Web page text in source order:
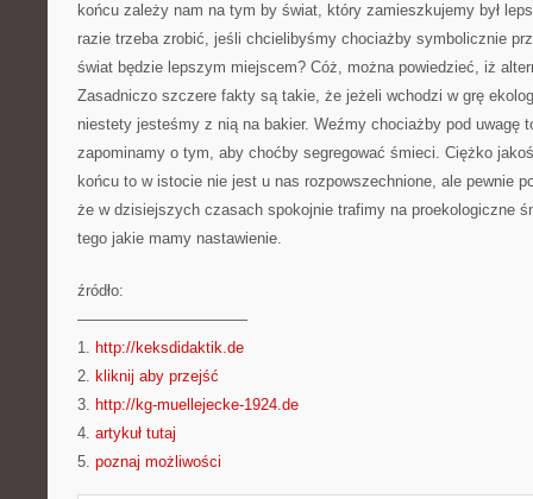
końcu zależy nam na tym by świat, który zamieszkujemy był
razie trzeba zrobić, jeśli chcielibyśmy chociażby symbolicznie
świat będzie lepszym miejscem? Cóż, można powiedzieć, iż
Zasadniczo szczere fakty są takie, że jeżeli wchodzi w grę
niestety jesteśmy z nią na bakier. Weźmy chociażby pod uwagę
zapominamy o tym, aby choćby segregować śmieci. Ciężko
końcu to w istocie nie jest u nas rozpowszechnione, ale pewnie
że w dzisiejszych czasach spokojnie trafimy na proekologiczne
tego jakie mamy nastawienie.
źródło:
———————————
1. http://keksdidaktik.de
2. kliknij aby przejść
3. http://kg-muellejecke-1924.de
4. artykuł tutaj
5. poznaj możliwości